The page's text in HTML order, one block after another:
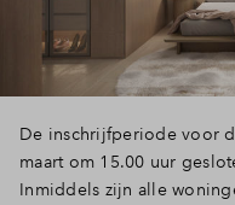
De inschrijfperiode voor
maart om 15.00 uur
Inmiddels zijn alle